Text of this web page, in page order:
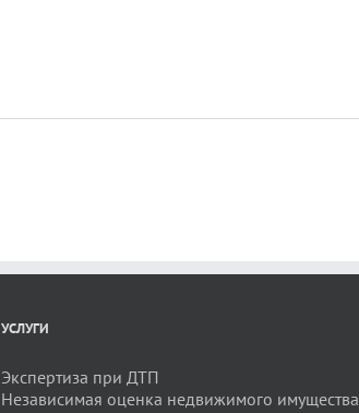
УСЛУГИ
Экспертиза при ДТП
Независимая оценка недвижимого имущества